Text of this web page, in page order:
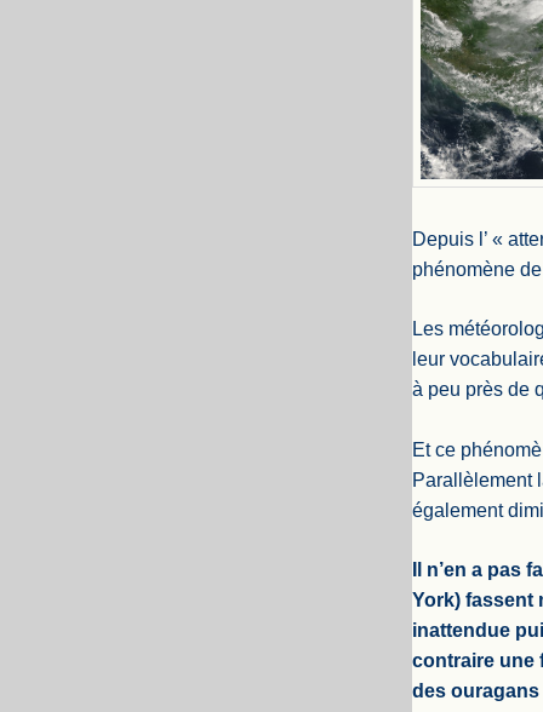
Depuis l’ «
phénomène
Les
leur
à peu près de
Et ce
Parallèlement
également
Il n’en a
York) fassent
inattendue
contraire une
des